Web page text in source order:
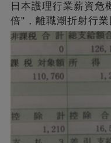
日本護理行業薪資危
倍"，離職潮折射行業